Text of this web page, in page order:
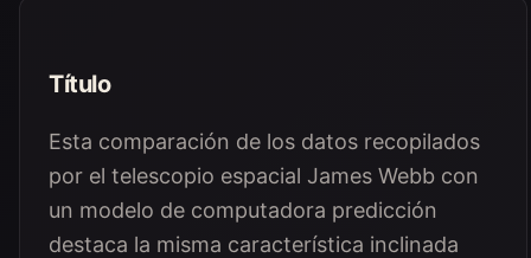
Título
Esta comparación de los datos recopilados
por el telescopio espacial James Webb con
un modelo de computadora predicción
destaca la misma característica inclinada